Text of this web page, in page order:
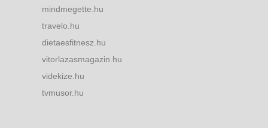
mindmegette.hu
travelo.hu
dietaesfitnesz.hu
vitorlazasmagazin.hu
videkize.hu
tvmusor.hu